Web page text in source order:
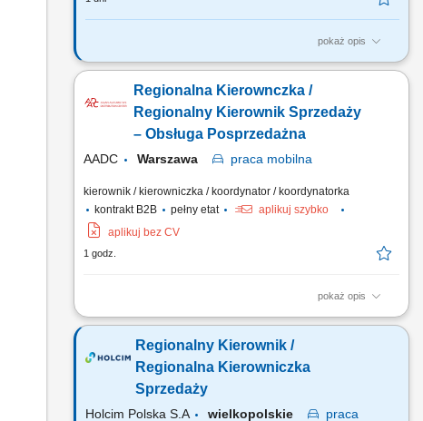
pokaż opis
TWOJA ROLA Odpowiada za poprawne funkcjonowanie
procesów wewnętrznych: gospodarką magazynową, zasobami
ludzkimi. ZADANIA NA STANOWISKU Utrzymanie i
monitorowanie SLA (za pomocą raportów oraz odpowiednich
narzędzi) Monitorowanie i...
Regionalna Kierownczka /
Regionalny Kierownik Sprzedaży
– Obsługa Posprzedażna
AADC Warszawa praca mobilna
kierownik / kierowniczka / koordynator / koordynatorka
kontrakt B2B
pełny etat
aplikuj szybko
aplikuj bez CV
1 godz.
pokaż opis
Zakres obowiązków: Kontrola jakości i wdrażanie standardów
stacji ASO w zakresie gwarancji, części oraz reklamacji;
Realizacja budżetu i celów operacyjnych w przydzielonym
regionie; Audytowanie punktów serwisowych, prowadzenie...
Regionalny Kierownik /
Regionalna Kierowniczka
Sprzedaży
Holcim Polska S.A wielkopolskie praca